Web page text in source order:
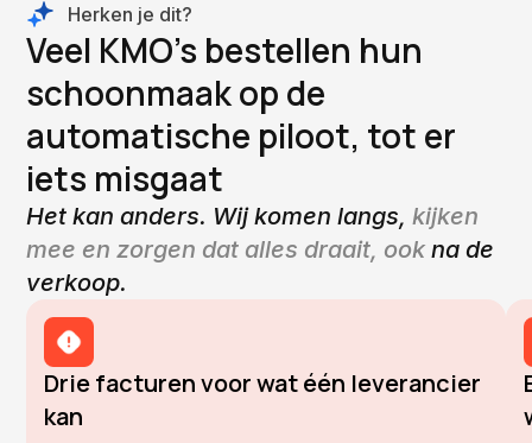
Herken je dit?
Veel KMO's bestellen hun
schoonmaak op de
automatische piloot, tot er
iets misgaat
Het kan anders. Wij komen langs, kijken
mee en zorgen dat alles draait, ookna de
verkoop.
Drie facturen voor wat één leverancier
kan